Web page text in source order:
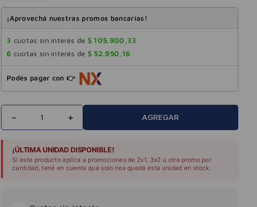
¡Aprovechá nuestras promos bancarias!
3 cuotas sin interés de $ 105.900 ,33
6 cuotas sin interés de $ 52.950, 16
Podés pagar con 👉
＋
－ AGREGAR
¡ÚLTIMA UNIDAD DISPONIBLE!
Si este producto aplica a promociones de 2x1, 3x2 u otra promo por
cantidad, tené en cuenta que solo nos queda esta unidad en stock.